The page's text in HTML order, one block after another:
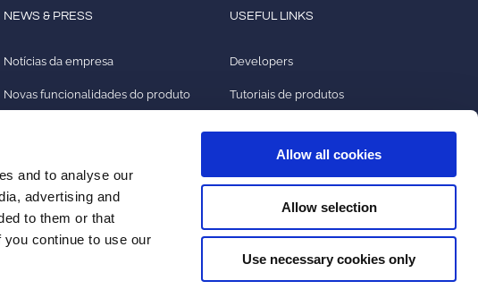
and to analyse our
advertising and
to them or that
continue to use our
Allow all cookies
Allow selection
Use necessary cookies only
NEWS & PRESS
Notícias da empresa
Novas funcionalidades do produto
USEFUL LINKS
Developers
Tutoriais de produtos
Licenças de software de fonte
aberta